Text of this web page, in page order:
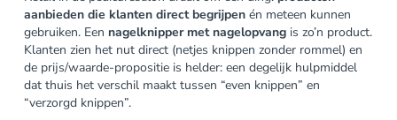
aanbieden die klanten direct begrijpenén meteen kunnen
gebruiken. Een nagelknipper met nagelopvangis zo’n product.
Klanten zien het nut direct (netjes knippen zonder rommel) en
de prijs/waarde-propositie is helder: een degelijk hulpmiddel
dat thuis het verschil maakt tussen “even knippen” en
“verzorgd knippen”.